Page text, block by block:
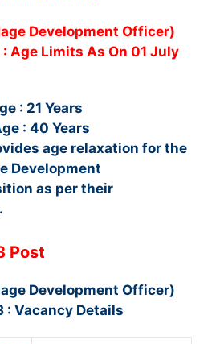
Development Officer)
Age Limits As On 01 July
: 21 Years
: 40 Years
age relaxation for the
Development
as per their
Post
Development Officer)
: Vacancy Details